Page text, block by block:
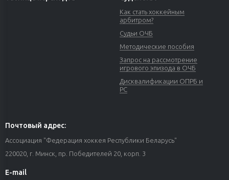
Как стать хоккейным
арбитром?
Судьи ОЧБ
Методические пособия
Запрос на рассмотрение
игрового эпизода в ОЧБ
Дисквалификации ОПРБ и
РС
Почтовый адрес:
Ассоциация "Федерация хоккея Республики Беларусь"
220020, г. Минск, пр. Победителей 20, корп. 3
E-mail